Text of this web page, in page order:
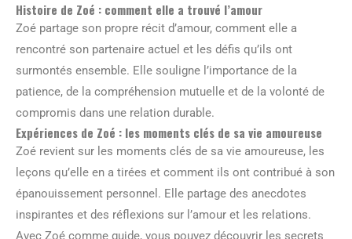
Histoire de Zoé : comment elle a trouvé l’amour
Zoé partage son propre récit d’amour, comment elle a
rencontré son partenaire actuel et les défis qu’ils ont
surmontés ensemble. Elle souligne l’importance de la
patience, de la compréhension mutuelle et de la volonté de
compromis dans une relation durable.
Expériences de Zoé : les moments clés de sa vie amoureuse
Zoé revient sur les moments clés de sa vie amoureuse, les
leçons qu’elle en a tirées et comment ils ont contribué à son
épanouissement personnel. Elle partage des anecdotes
inspirantes et des réflexions sur l’amour et les relations.
Avec Zoé comme guide, vous pouvez découvrir les secrets